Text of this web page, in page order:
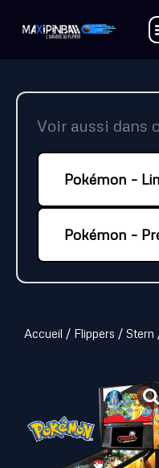
Voir aussi dans
Pokémon –
Pokémon –
Accueil / Flippers / Stern